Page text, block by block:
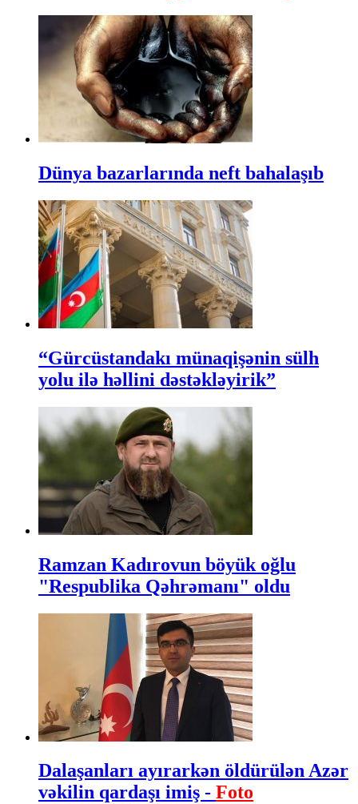
Dünya bazarlarında neft bahalaşıb
“Gürcüstandakı münaqişənin sülh
yolu ilə həllini dəstəkləyirik”
Ramzan Kadırovun böyük oğlu
"Respublika Qəhrəmanı" oldu
Dalaşanları ayırarkən öldürülən Azər
vəkilin qardaşı imiş - Foto